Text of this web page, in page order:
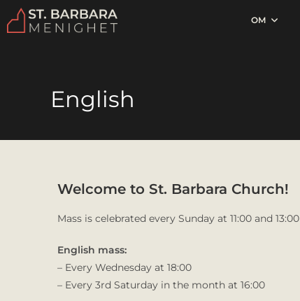
OM
English
Welcome to St. Barbara Church!
Mass is celebrated every Sunday at 11:00 and 13:00
English mass:
– Every Wednesday at 18:00
– Every 3rd Saturday in the month at 16:00